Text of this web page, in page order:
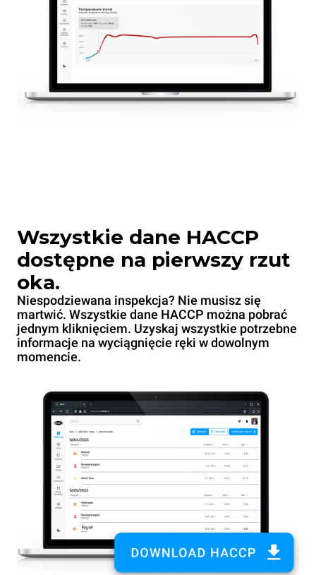
Wszystkie dane HACCP
dostępne na pierwszy rzut
oka.
Niespodziewana inspekcja? Nie musisz się
martwić. Wszystkie dane HACCP można pobrać
jednym kliknięciem. Uzyskaj wszystkie potrzebne
informacje na wyciągnięcie ręki w dowolnym
momencie.